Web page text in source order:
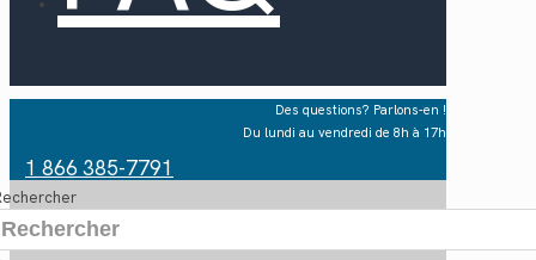
Des questions? Parlons-en !
Du lundi au vendredi de 8h à 17h
1 866 385-7791